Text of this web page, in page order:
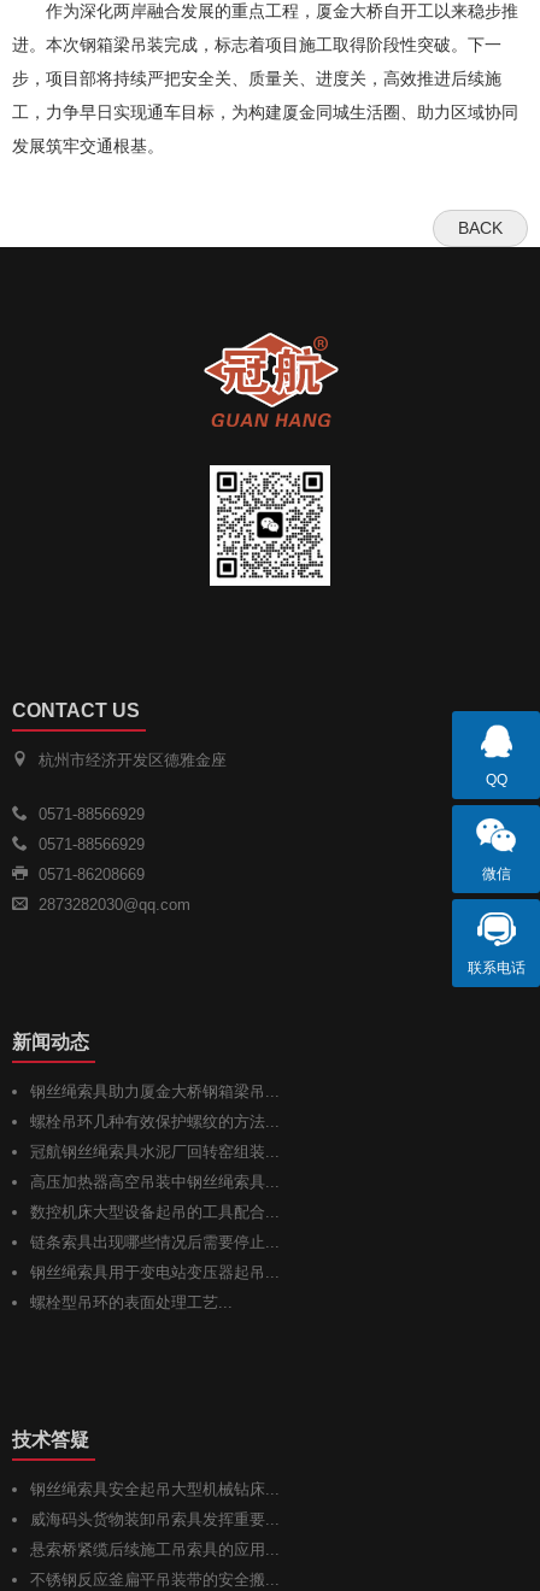
作为深化两岸融合发展的重点工程，厦金大桥自开工以来稳步推
进。本次钢箱梁吊装完成，标志着项目施工取得阶段性突破。下一
步，项目部将持续严把安全关、质量关、进度关，高效推进后续施
工，力争早日实现通车目标，为构建厦金同城生活圈、助力区域协同
发展筑牢交通根基。
BACK
CONTACT US
杭州市经济开发区德雅金座
0571-88566929
0571-88566929
0571-86208669
2873282030@qq.com
新闻动态
钢丝绳索具助力厦金大桥钢箱梁吊...
螺栓吊环几种有效保护螺纹的方法...
冠航钢丝绳索具水泥厂回转窑组装...
高压加热器高空吊装中钢丝绳索具...
数控机床大型设备起吊的工具配合...
链条索具出现哪些情况后需要停止...
钢丝绳索具用于变电站变压器起吊...
螺栓型吊环的表面处理工艺...
技术答疑
钢丝绳索具安全起吊大型机械钻床...
威海码头货物装卸吊索具发挥重要...
悬索桥紧缆后续施工吊索具的应用...
不锈钢反应釜扁平吊装带的安全搬...
QQ
微信
联系电话